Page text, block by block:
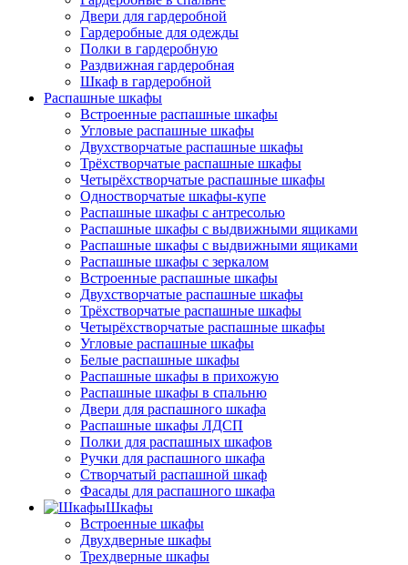
Двери для гардеробной
Гардеробные для одежды
Полки в гардеробную
Раздвижная гардеробная
Шкаф в гардеробной
Распашные шкафы
Встроенные распашные шкафы
Угловые распашные шкафы
Двухстворчатые распашные шкафы
Трёхстворчатые распашные шкафы
Четырёхстворчатые распашные шкафы
Одностворчатые шкафы-купе
Распашные шкафы с антресолью
Распашные шкафы с выдвижными ящиками
Распашные шкафы с выдвижными ящиками
Распашные шкафы с зеркалом
Встроенные распашные шкафы
Двухстворчатые распашные шкафы
Трёхстворчатые распашные шкафы
Четырёхстворчатые распашные шкафы
Угловые распашные шкафы
Белые распашные шкафы
Распашные шкафы в прихожую
Распашные шкафы в спальню
Двери для распашного шкафа
Распашные шкафы ЛДСП
Полки для распашных шкафов
Ручки для распашного шкафа
Створчатый распашной шкаф
Фасады для распашного шкафа
Шкафы
Встроенные шкафы
Двухдверные шкафы
Трехдверные шкафы